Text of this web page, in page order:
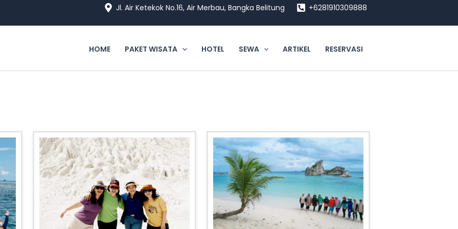
Jl. Air Ketekok No.16, Air Merbau, Bangka Belitung +6281910309888
HOME PAKET WISATA HOTEL SEWA ARTIKEL RESERVASI